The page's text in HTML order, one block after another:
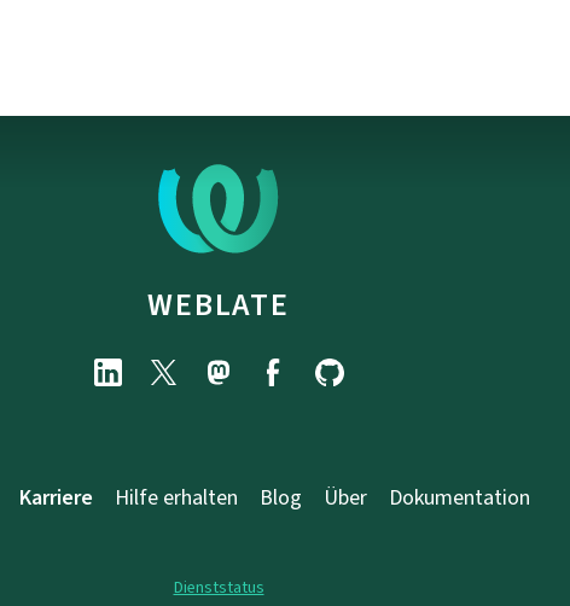
WEBLATE
Karriere Hilfe erhalten Blog Über Dokumentation
Dienststatus